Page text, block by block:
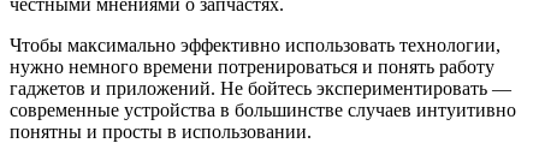
честными мнениями о запчастях.
Чтобы максимально эффективно использовать технологии,
нужно немного времени потренироваться и понять работу
гаджетов и приложений. Не бойтесь экспериментировать —
современные устройства в большинстве случаев интуитивно
понятны и просты в использовании.